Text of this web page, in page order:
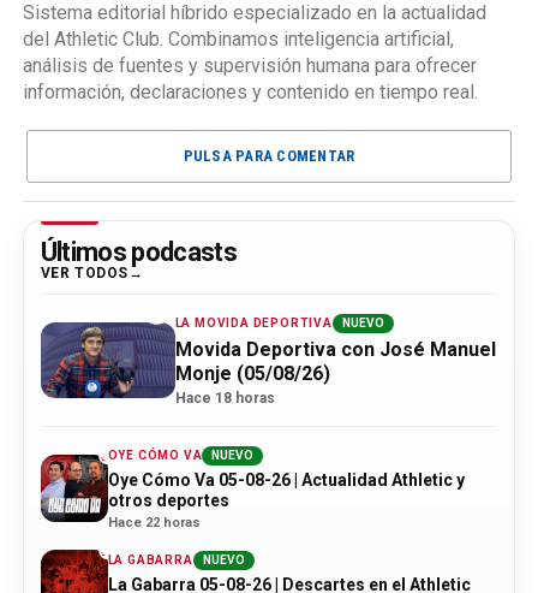
Sistema editorial híbrido especializado en la actualidad
del Athletic Club. Combinamos inteligencia artificial,
análisis de fuentes y supervisión humana para ofrecer
información, declaraciones y contenido en tiempo real.
PULSA PARA COMENTAR
Últimos podcasts
VER TODOS
LA MOVIDA DEPORTIVA NUEVO
Movida Deportiva con José Manuel
Monje (05/08/26)
Hace 18 horas
OYE CÓMO VA NUEVO
Oye Cómo Va 05-08-26 | Actualidad Athletic y
otros deportes
Hace 22 horas
LA GABARRA NUEVO
La Gabarra 05-08-26 | Descartes en el Athletic